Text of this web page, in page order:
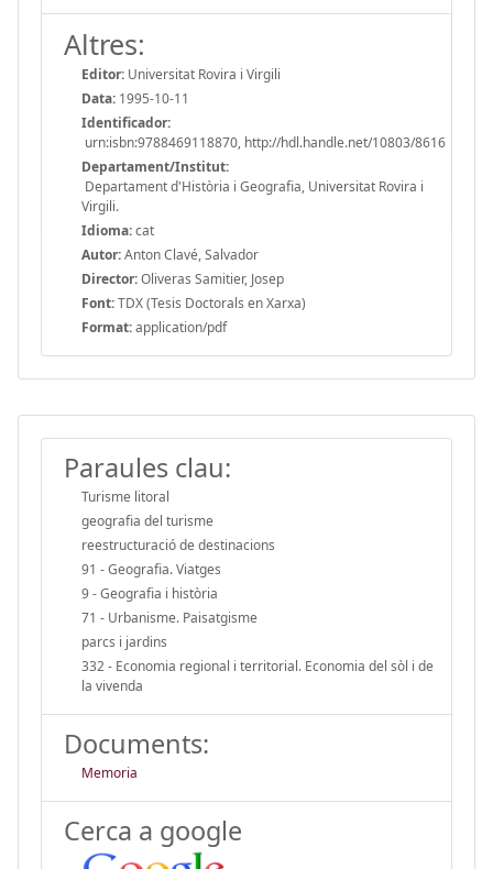
Altres:
Editor: Universitat Rovira i Virgili
Data: 1995-10-11
Identificador:
urn:isbn:9788469118870, http://hdl.handle.net/10803/8616
Departament/Institut:
Departament d'Història i Geografia, Universitat Rovira i
Virgili.
Idioma:cat
Autor:Anton Clavé, Salvador
Director:Oliveras Samitier, Josep
Font:TDX (Tesis Doctorals en Xarxa)
Format:application/pdf
Paraules clau:
Turisme litoral
geografia del turisme
reestructuració de destinacions
91 - Geografia. Viatges
9 - Geografia i història
71 - Urbanisme. Paisatgisme
parcs i jardins
332 - Economia regional i territorial. Economia del sòl i de
la vivenda
Documents:
Memoria
Cerca a google